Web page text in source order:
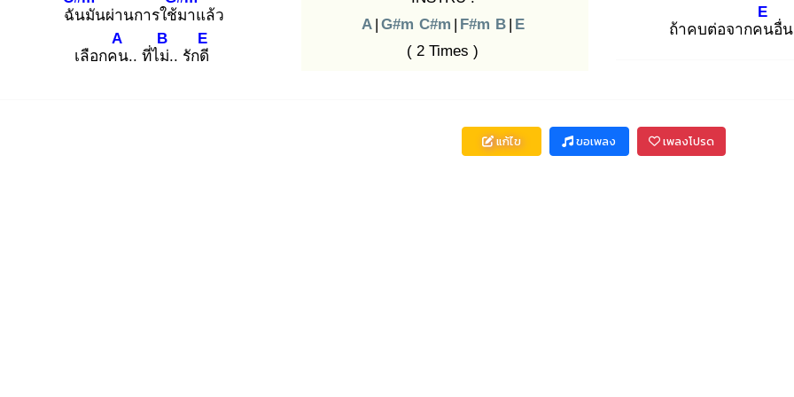
ฉันมันผ่านการใช้มาแล้ว
เลือกคน
A
.. ที่ไม่.
B
. รักดี
E
A | G#m C#m | F#m B | E
( 2 Times )
ถ้าคบต่อจากคน
E
แก้ไข ขอเพลง เพลงโปรด